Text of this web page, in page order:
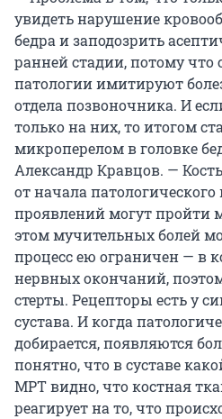
увидеть нарушение
бедра и заподозрить
ранней стадии, потому
патологии имитируют
отдела позвоночника. И
только на них, то итогом
микроперелом в головке
Александр Кравцов. —
от начала патологического
проявлений могут пройти
этом мучительных болей
процесс ею ограничен — в
нервных окончаний,
стерты. Рецепторы есть у
сустава. И когда
добирается, появляются
понятно, что в суставе
МРТ видно, что костная
реагирует на то, что